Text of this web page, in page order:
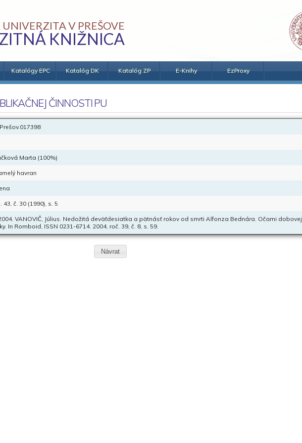
UNIVERZITA V PREŠOVE
KNIŽNICA
Katalógy EPC Katalóg DK Katalóg ZP E-Knihy EzProxy
ČINNOSTI PU
Marta (100%)
havran
43, č. 30 (1990), s. 5
VANOVIČ, Július. Nedožitá deväťdesiatka a pätnásť rokov od smrti Alfonza Bednára. Očami dobovej
In Romboid, ISSN 0231-6714. 2004, roč. 39, č. 8, s. 59.